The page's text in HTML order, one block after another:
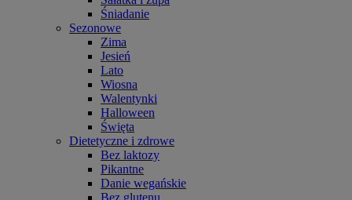
Śniadanie
Sezonowe
Zima
Jesień
Lato
Wiosna
Walentynki
Halloween
Święta
Dietetyczne i zdrowe
Bez laktozy
Pikantne
Danie wegańskie
Bez glutenu